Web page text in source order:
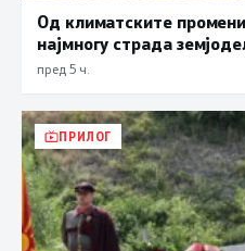
Од климатските
најмногу страда
пред 5 ч.
ПРИЛОГ